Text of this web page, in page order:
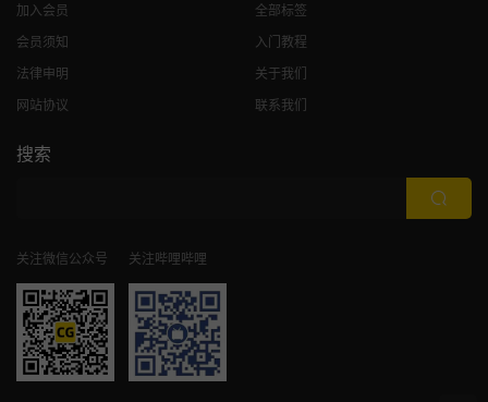
加入会员
会员须知
法律申明
网站协议
全部标签
入门教程
关于我们
联系我们
搜索
关注微信公众号 关注哔哩哔哩